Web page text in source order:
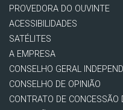
PROVEDORA DO OUVINTE
ACESSIBILIDADES
SATÉLITES
A EMPRESA
CONSELHO GERAL
CONSELHO DE OPINIÃO
CONTRATO DE CONCESSÃO